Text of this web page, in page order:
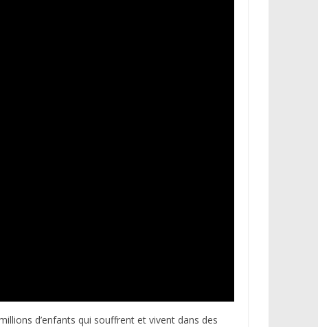
d’enfants qui souffrent et vivent dans des